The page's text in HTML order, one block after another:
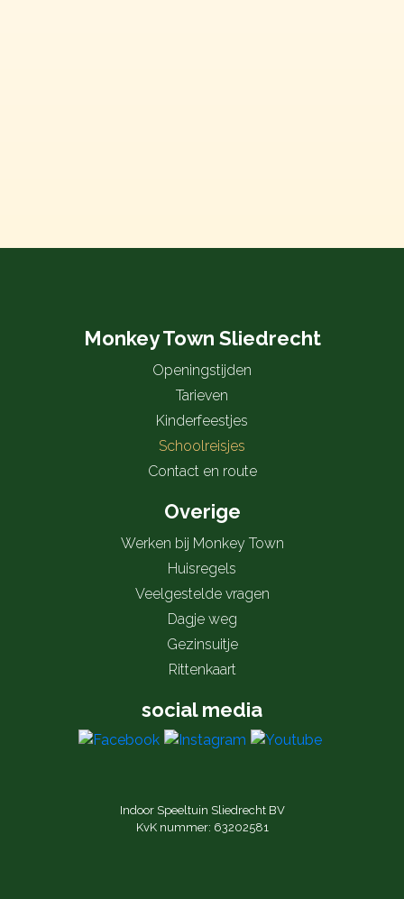
Monkey Town Sliedrecht
Openingstijden
Tarieven
Kinderfeestjes
Schoolreisjes
Contact en route
Overige
Werken bij Monkey Town
Huisregels
Veelgestelde vragen
Dagje weg
Gezinsuitje
Rittenkaart
social media
Indoor Speeltuin Sliedrecht BV
KvK nummer: 63202581